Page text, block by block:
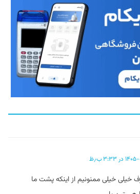
۳:۳۳ ب٫ظ
خیلی خیلی ممنونیم از اینکه پشت ما